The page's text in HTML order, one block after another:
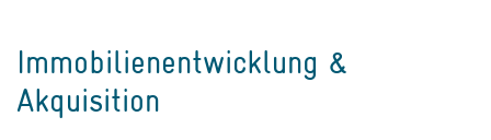
Immobilienentwicklung &
Akquisition